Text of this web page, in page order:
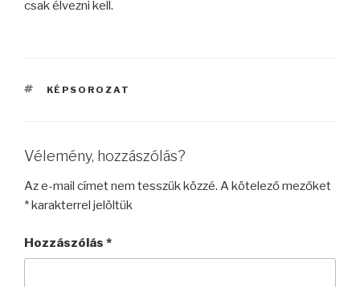
csak élvezni kell.
CÍMKÉK
KÉPSOROZAT
Vélemény, hozzászólás?
Az e-mail címet nem tesszük közzé. A kötelező mezőket
*karakterrel jelöltük
Hozzászólás *